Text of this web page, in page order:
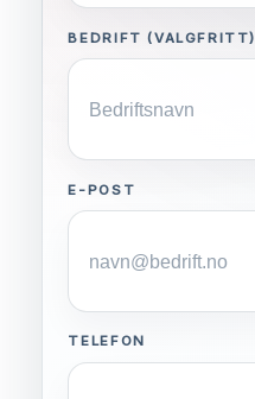
BEDRIFT (VALGFRITT)
E-POST
TELEFON